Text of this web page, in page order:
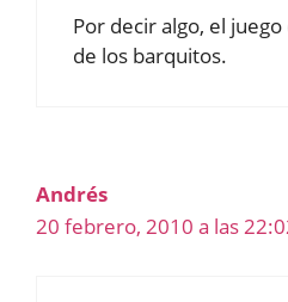
Por decir algo, el
de los barquitos.
Andrés
20 febrero, 2010 a las